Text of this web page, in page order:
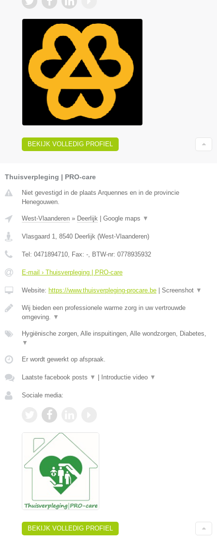
BEKIJK VOLLEDIG PROFIEL
Thuisverpleging | PRO-care
Niet gevestigd in de plaats Arquennes en in de provincie
Henegouwen.
West-Vlaanderen » Deerlijk | Google maps ▼
Vlasgaard 1 8540 Deerlijk (West-Vlaanderen)
Tel: 0471894710 , Fax: - , BTW-nr: 0778935932
E-mail › Thuisverpleging | PRO-care
Website: https://www.thuisverpleging-procare.be | Screenshot ▼
Wij bieden een professionele warme zorg in uw vertrouwde
omgeving.
▼
Hygiënische zorgen, Alle inspuitingen, Alle wondzorgen, Diabetes,
▼
Er wordt gewerkt op afspraak.
Laatste facebook posts ▼ | Introductie video ▼
Sociale media:
BEKIJK VOLLEDIG PROFIEL